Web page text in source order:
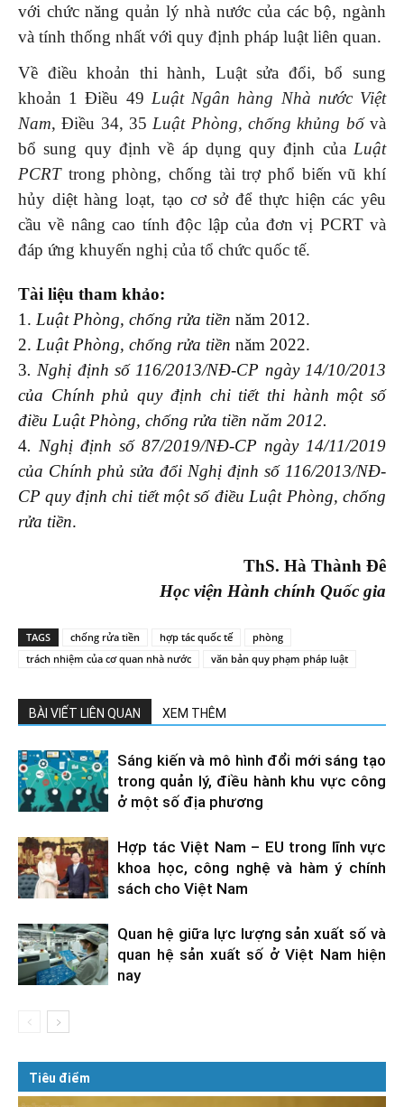
với chức năng quản lý nhà nước của các bộ, ngành
và tính thống nhất với quy định pháp luật liên quan.
Về điều khoản thi hành, Luật sửa đổi, bổ sung
khoản 1 Điều 49 Luật Ngân hàng Nhà nước Việt
Nam, Điều 34, 35 Luật Phòng, chống khủng bốvà
bổ sung quy định về áp dụng quy định của Luật
PCRTtrong phòng, chống tài trợ phổ biến vũ khí
hủy diệt hàng loạt, tạo cơ sở để thực hiện các yêu
cầu về nâng cao tính độc lập của đơn vị PCRT và
đáp ứng khuyến nghị của tổ chức quốc tế.
Tài liệu tham khảo:
1. Luật Phòng, chống rửa tiền năm 2012.
2. Luật Phòng, chống rửa tiền năm 2022.
3. Nghị định số 116/2013/NĐ-CP ngày 14/10/2013
của Chính phủquy định chi tiết thi hành một số
điều Luật Phòng, chống rửa tiền năm 2012.
4. Nghị định số 87/2019/NĐ-CP ngày 14/11/2019
của Chính phủ sửa đổi Nghị định số 116/2013/NĐ-
CPquy định chi tiết một số điều Luật Phòng, chống
rửa tiền.
ThS. Hà Thành Đê
Học viện Hành chính Quốc gia
TAGS chống rửa tiền hợp tác quốc tế
phòng
trách nhiệm của cơ quan nhà nước
văn bản quy phạm pháp luật
BÀI VIẾT LIÊN QUAN XEM THÊM
Sáng kiến và mô hình đổi mới sáng tạo
trong quản lý, điều hành khu vực công
ở một số địa phương
Hợp tác Việt Nam – EU trong lĩnh vực
khoa học, công nghệ và hàm ý chính
sách cho Việt Nam
Quan hệ giữa lực lượng sản xuất số và
quan hệ sản xuất số ở Việt Nam hiện
nay
Tiêu điểm